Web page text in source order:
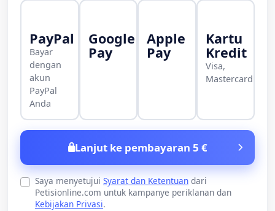
PayPal
Bayar
dengan
akun
PayPal
Anda
Google
Pay
Apple
Pay
Kartu
Kredit
Visa,
Mastercard
Lanjut ke pembayaran 5 €
Saya menyetujui Syarat dan Ketentuan dari
Petisionline.com untuk kampanye periklanan dan
Kebijakan Privasi.